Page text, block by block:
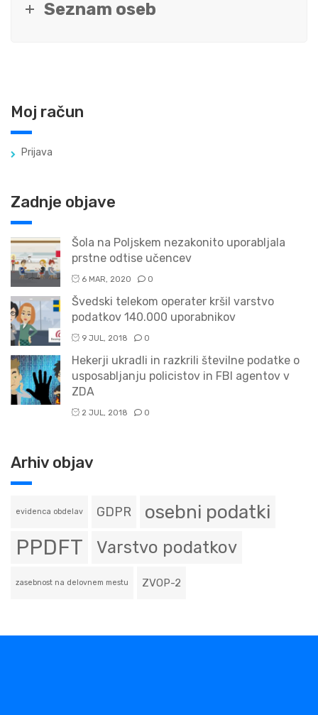
Seznam oseb
Moj račun
Prijava
Zadnje objave
Šola na Poljskem nezakonito uporabljala
prstne odtise učencev
6 MAR, 2020 0
Švedski telekom operater kršil varstvo
podatkov 140.000 uporabnikov
9 JUL, 2018 0
Hekerji ukradli in razkrili številne podatke o
usposabljanju policistov in FBI agentov v
ZDA
2 JUL, 2018 0
Arhiv objav
evidenca obdelav GDPR osebni podatki
PPDFT Varstvo podatkov
zasebnost na delovnem mestu ZVOP-2